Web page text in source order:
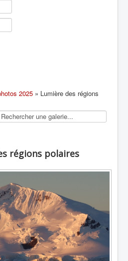
2025 » Lumière des régions
régions polaires